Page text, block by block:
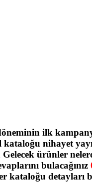
ilk
kataloğu nihayet
ürünler
bulacağınız
kataloğu detayları